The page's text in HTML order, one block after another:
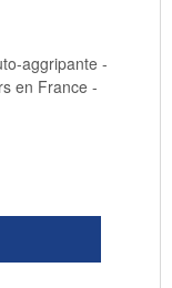
aggripante -
en France -